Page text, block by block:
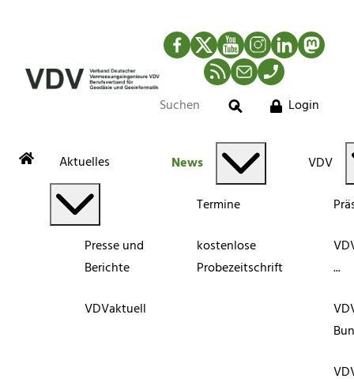
Facebook
TwitterYouTubeInstagram
LinkedIn
RSS-Newsfeed
MailTelefon
Suche
Login
Aktuelles
Presse und
Berichte
VDVaktuell
News
Termine
kostenlose
Probezeitschrift
VDV
...